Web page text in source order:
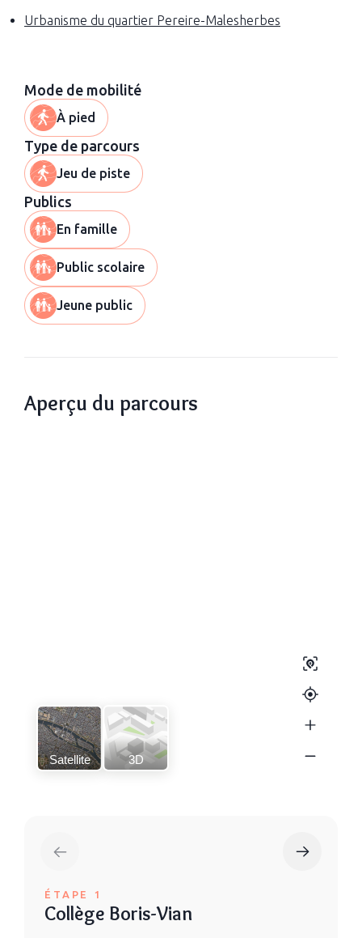
Urbanisme du quartier Pereire-Malesherbes
Mode de mobilité
À pied
Type de parcours
Jeu de piste
Publics
En famille
Public scolaire
Jeune public
Aperçu du parcours
Satellite 3D
ÉTAPE 1
Collège Boris-Vian